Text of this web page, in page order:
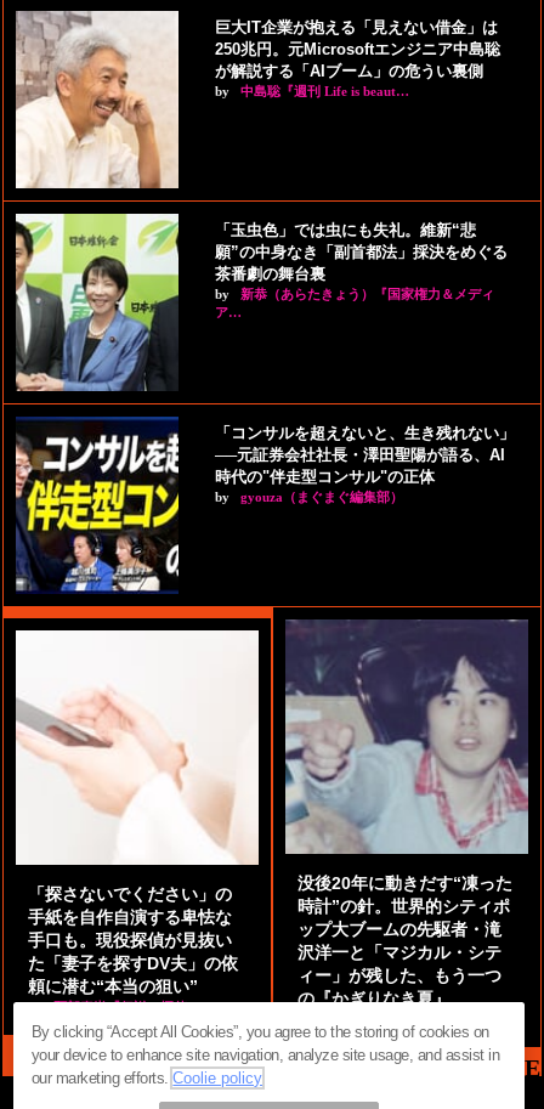
巨大IT企業が抱える「見えない借金」は
250兆円。元Microsoftエンジニア中島聡
が解説する「AIブーム」の危うい裏側
by 中島聡『週刊 Life is beaut…
「玉虫色」では虫にも失礼。維新“悲
願”の中身なき「副首都法」採決をめぐる
茶番劇の舞台裏
by
新恭（あらたきょう）『国家権力＆メディ
ア…
「コンサルを超えないと、生き残れない」
──元証券会社社長・澤田聖陽が語る、AI
時代の"伴走型コンサル"の正体
by gyouza（まぐまぐ編集部）
「探さないでください」の
手紙を自作自演する卑怯な
手口も。現役探偵が見抜い
た「妻子を探すDV夫」の依
頼に潜む“本当の狙い”
没後20年に動きだす“凍った
時計”の針。世界的シティポ
ップ大ブームの先駆者・滝
沢洋一と「マジカル・シテ
ィー」が残した、もう一つ
の『かぎりなき夏』
MAG2 NEWS HEADLINE
By clicking “Accept All Cookies”, you agree to the storing of cookies on
your device to enhance site navigation, analyze site usage, and assist in
our marketing efforts.Coolie policy